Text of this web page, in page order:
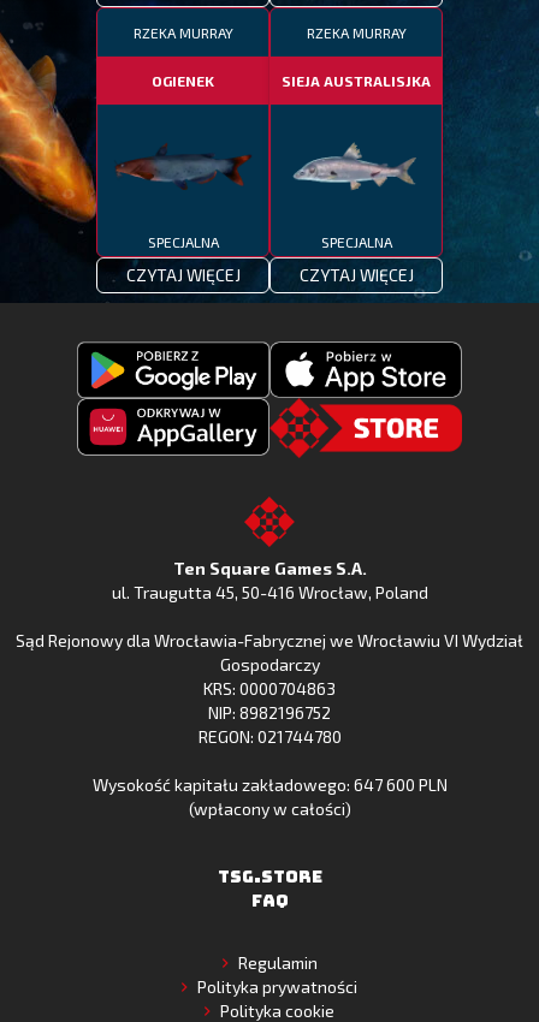
RZEKA MURRAY
OGIENEK
SPECJALNA
CZYTAJ WIĘCEJ
RZEKA MURRAY
SIEJA AUSTRALISJKA
SPECJALNA
CZYTAJ WIĘCEJ
Pobierz
Fishing
Pobierz
Fishing
z
Apple
Store
Huawei
Gallery
to
the
Ten Square Games S.A.
ul. Traugutta 45, 50-416 Wrocław, Poland
Sąd Rejonowy dla Wrocławia-Fabrycznej we Wrocławiu VI Wydział
Gospodarczy
KRS: 0000704863
NIP: 8982196752
REGON: 021744780
Wysokość kapitału zakładowego: 647 600 PLN
(wpłacony w całości)
TSG.STORE
FAQ
Regulamin
Polityka prywatności
Polityka cookie